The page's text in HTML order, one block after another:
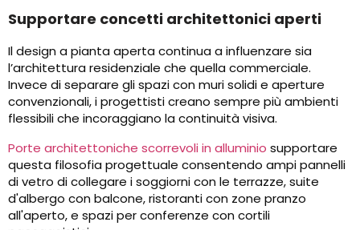
Supportare concetti architettonici aperti
Il design a pianta aperta continua a influenzare sia
l’architettura residenziale che quella commerciale.
Invece di separare gli spazi con muri solidi e aperture
convenzionali, i progettisti creano sempre più ambienti
flessibili che incoraggiano la continuità visiva.
Porte architettoniche scorrevoli in alluminio supportare
questa filosofia progettuale consentendo ampi pannelli
di vetro di collegare i soggiorni con le terrazze, suite
d'albergo con balcone, ristoranti con zone pranzo
all'aperto, e spazi per conferenze con cortili